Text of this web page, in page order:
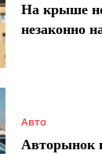
На крыше
незаконно
Авто
Авторынок